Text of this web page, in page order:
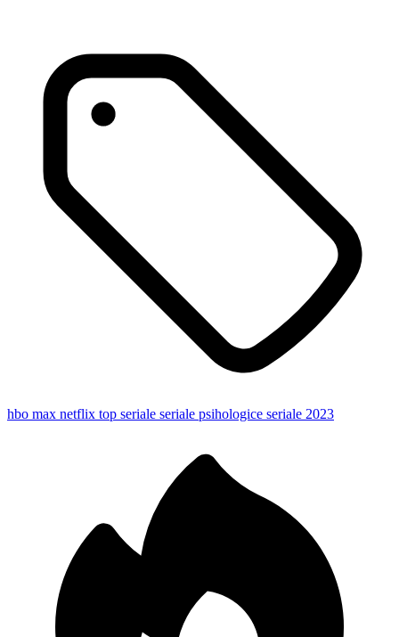
hbo max netflix top seriale seriale psihologice seriale 2023